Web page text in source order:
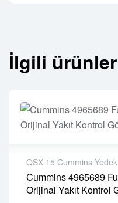
İlgili ürünler
QSX 15 Cummins
Cummins 4965689
Orijinal Yakıt Kontrol
2 years warranty
Delivery time: 1-2